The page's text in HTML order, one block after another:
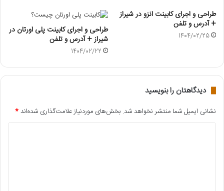
طراحی و اجرای کابینت انزو در شیراز
+ آدرس و تلفن
1404/02/25 طراحی و اجرای کابینت پلی اورتان در
شیراز + آدرس و تلفن
1404/02/22
دیدگاهتان را بنویسید
نشانی ایمیل شما منتشر نخواهد شد. بخش‌های موردنیاز علامت‌گذاری شده‌اند*